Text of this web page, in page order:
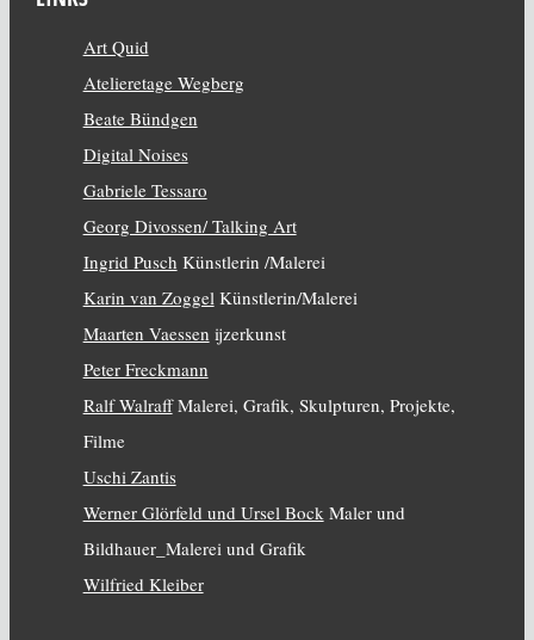
Art Quid
Atelieretage Wegberg
Beate Bündgen
Digital Noises
Gabriele Tessaro
Georg Divossen/ Talking Art
Ingrid Pusch Künstlerin /Malerei
Karin van Zoggel Künstlerin/Malerei
Maarten Vaessen ijzerkunst
Peter Freckmann
Ralf WalraffMalerei, Grafik, Skulpturen, Projekte,
Filme
Uschi Zantis
Werner Glörfeld und Ursel Bock Maler und
Bildhauer_Malerei und Grafik
Wilfried Kleiber